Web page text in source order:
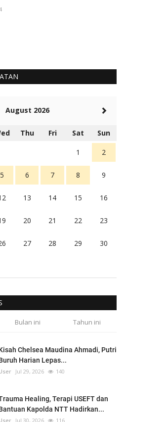
August 2026
Thu Fri Sat Sun
1 2
5 6 7 8 9
13 14 15 16
20 21 22 23
27 28 29 30
Bulan ini Tahun ini
Chelsea Maudina Ahmadi, Putri
Harian Lepas...
Jul 29, 2026 140
Healing, Terapi USEFT dan
Kapolda NTT Hadirkan...
Jul 30, 2026 116